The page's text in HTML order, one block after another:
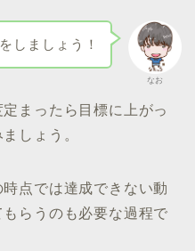
なお
しましょう！
まったら目標に上がっ
しょう。
点では達成できない動
らうのも必要な過程で